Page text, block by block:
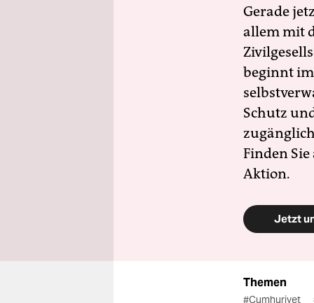
Gerade
allem mit
beginnt
Schutz
Finden
Aktion.
Jetzt
Themen
#Cumhuriyet